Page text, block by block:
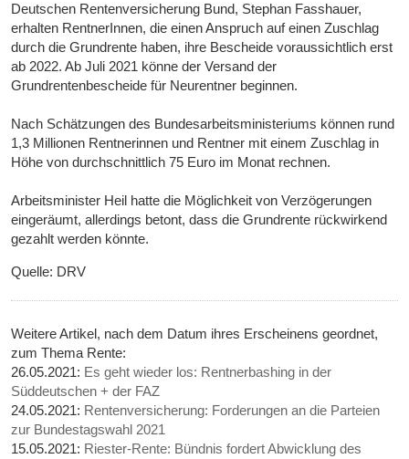
Deutschen Rentenversicherung Bund, Stephan Fasshauer,
erhalten RentnerInnen, die einen Anspruch auf einen Zuschlag
durch die Grundrente haben, ihre Bescheide voraussichtlich erst
ab 2022. Ab Juli 2021 könne der Versand der
Grundrentenbescheide für Neurentner beginnen.
Nach Schätzungen des Bundesarbeitsministeriums können rund
1,3 Millionen Rentnerinnen und Rentner mit einem Zuschlag in
Höhe von durchschnittlich 75 Euro im Monat rechnen.
Arbeitsminister Heil hatte die Möglichkeit von Verzögerungen
eingeräumt, allerdings betont, dass die Grundrente rückwirkend
gezahlt werden könnte.
Quelle: DRV
Weitere Artikel, nach dem Datum ihres Erscheinens geordnet,
zum Thema Rente:
26.05.2021: Es geht wieder los: Rentnerbashing in der
Süddeutschen + der FAZ
24.05.2021: Rentenversicherung: Forderungen an die Parteien
zur Bundestagswahl 2021
15.05.2021: Riester-Rente: Bündnis fordert Abwicklung des